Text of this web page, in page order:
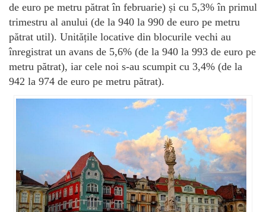
de euro pe metru pătrat în februarie) și cu 5,3% în primul
trimestru al anului (de la 940 la 990 de euro pe metru
pătrat util). Unitățile locative din blocurile vechi au
înregistrat un avans de 5,6% (de la 940 la 993 de euro pe
metru pătrat), iar cele noi s-au scumpit cu 3,4% (de la
942 la 974 de euro pe metru pătrat).